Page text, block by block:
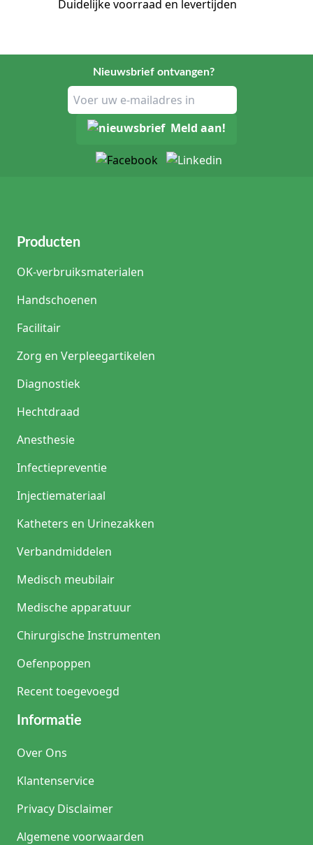
Een productexpert uit de zorg adviseert: Let bij de
keuze van een voedingspomp niet alleen op de pomp
zelf, maar ook op de beschikbaarheid en kosten van
de bijbehorende toedieningssets. Voor ambulante
patiënten is een pomp met een 'auto-prime' functie
zeer aanbevolen; dit verkort de voorbereidingstijd
het systeem. Vergeet niet de pompsoftware periodiek
Duidelijke voorraad en levertijden
Nieuwsbrief ontvangen?
Meld aan!
Producten
OK-verbruiksmaterialen
Handschoenen
Facilitair
Zorg en Verpleegartikelen
Diagnostiek
Hechtdraad
Anesthesie
Infectiepreventie
Injectiemateriaal
Katheters en Urinezakken
Verbandmiddelen
Medisch meubilair
Medische apparatuur
Chirurgische Instrumenten
Oefenpoppen
Recent toegevoegd
Informatie
Over Ons
Klantenservice
Privacy Disclaimer
Algemene voorwaarden